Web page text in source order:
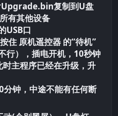
复制到U盘
有其他设备
USB口
住 原机遥控器 的“待机”
行），插电开机，10秒钟
时主程序已经在升级，升
分钟，中途不能有任何断